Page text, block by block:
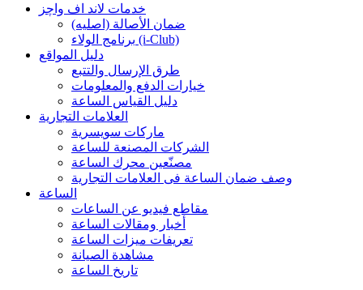
خدمات لاند اف واچز
ضمان الأصالة (اصلیه)
برنامج الولاء (i-Club)
دليل المواقع
طرق الإرسال والتتبع
خيارات الدفع والمعلومات
دليل القياس الساعة
العلامات التجارية
ماركات سويسرية
الشركات المصنعة للساعة
مصنّعين محرك الساعة
وصف ضمان الساعة فی العلامات التجارية
الساعة
مقاطع فيديو عن الساعات
أخبار ومقالات الساعة
تعريفات ميزات الساعة
مشاهدة الصيانة
تاريخ الساعة